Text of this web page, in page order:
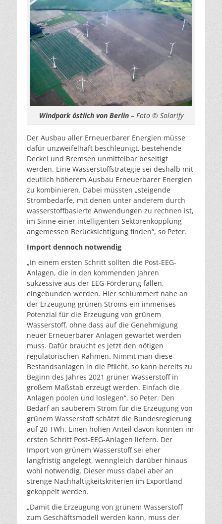
Windpark östlich von Berlin– Foto © Solarify
Der Ausbau aller Erneuerbarer Energien müsse
dafür unzweifelhaft beschleunigt, bestehende
Deckel und Bremsen unmittelbar beseitigt
werden. Eine Wasserstoffstrategie sei deshalb mit
deutlich höherem Ausbau Erneuerbarer Energien
zu kombinieren. Dabei müssten „steigende
Strombedarfe, mit denen unter anderem durch
wasserstoffbasierte Anwendungen zu rechnen ist,
im Sinne einer intelligenten Sektorenkopplung
angemessen Berücksichtigung finden“, so Peter.
Import dennoch notwendig
„In einem ersten Schritt sollten die Post-EEG-
Anlagen, die in den kommenden Jahren
sukzessive aus der EEG-Förderung fallen,
eingebunden werden. Hier schlummert nahe an
der Erzeugung grünen Stroms ein immenses
Potenzial für die Erzeugung von grünem
Wasserstoff, ohne dass auf die Genehmigung
neuer Erneuerbarer Anlagen gewartet werden
muss. Dafür braucht es jetzt den nötigen
regulatorischen Rahmen. Nimmt man diese
Bestandsanlagen in die Pflicht, so kann bereits zu
Beginn des Jahres 2021 grüner Wasserstoff in
großem Maßstab erzeugt werden. Einfach die
Anlagen poolen und loslegen“, so Peter. Den
Bedarf an sauberem Strom für die Erzeugung von
grünem Wasserstoff schätzt die Bundesregierung
auf 20 TWh. Einen hohen Anteil davon könnten im
ersten Schritt Post-EEG-Anlagen liefern. Der
Import von grünem Wasserstoff sei eher
langfristig angelegt, wenngleich darüber hinaus
wohl notwendig. Dieser muss dabei aber an
strenge Nachhaltigkeitskriterien im Exportland
gekoppelt werden.
„Damit die Erzeugung von grünem Wasserstoff
zum Geschäftsmodell werden kann, muss der